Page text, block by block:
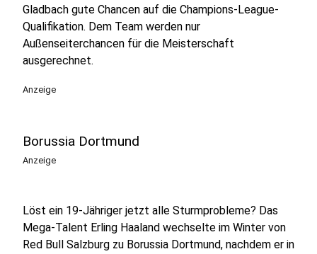
Gladbach gute Chancen auf die Champions-League-
Qualifikation. Dem Team werden nur
Außenseiterchancen für die Meisterschaft
ausgerechnet.
Anzeige
Borussia Dortmund
Anzeige
Löst ein 19-Jähriger jetzt alle Sturmprobleme? Das
Mega-Talent Erling Haaland wechselte im Winter von
Red Bull Salzburg zu Borussia Dortmund, nachdem er in